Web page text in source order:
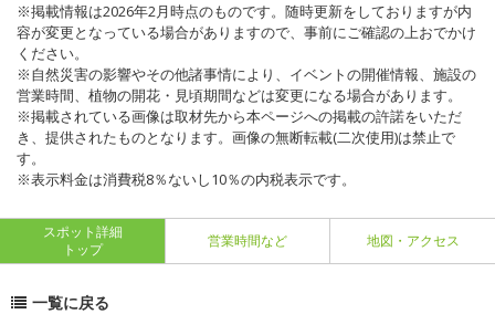
※掲載情報は2026年2月時点のものです。随時更新をしておりますが内
容が変更となっている場合がありますので、事前にご確認の上おでかけ
ください。
※自然災害の影響やその他諸事情により、イベントの開催情報、施設の
営業時間、植物の開花・見頃期間などは変更になる場合があります。
※掲載されている画像は取材先から本ページへの掲載の許諾をいただ
き、提供されたものとなります。画像の無断転載(二次使用)は禁止で
す。
※表示料金は消費税8％ないし10％の内税表示です。
スポット詳細
トップ
営業時間など 地図・アクセス
一覧に戻る